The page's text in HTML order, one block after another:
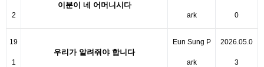
2
이분이 네 어머니시다
ark 0
19
1
우리가 알려줘야 합니다
Eun Sung P
ark
2026.05.0
3